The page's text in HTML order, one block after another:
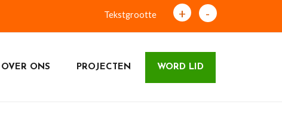
Tekstgrootte + -
OVER ONS PROJECTEN WORD LID